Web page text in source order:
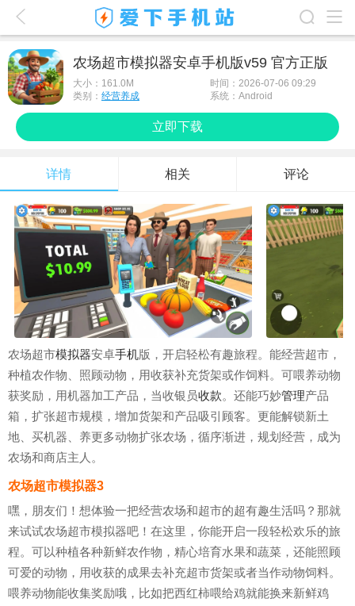
应用排行榜
最新游戏
最新应用
手机使用
游戏攻略
农场超市模拟器安卓手机版v59 官方正版
大小： 161.0M
时间：2026-07-06 09:29
类别： 经营养成 系统：Android
立即下载
详情 相关 评论
农场超市模拟器安卓手机版，开启轻松有趣旅程。能经营超市，
种植农作物、照顾动物，用收获补充货架或作饲料。可喂养动物
获奖励，用机器加工产品，当收银员收款。还能巧妙管理产品
箱，扩张超市规模，增加货架和产品吸引顾客。更能解锁新土
地、买机器、养更多动物扩张农场，循序渐进，规划经营，成为
农场和商店主人。
农场超市模拟器3
嘿，朋友们！想体验一把经营农场和超市的超有趣生活吗？那就
来试试农场超市模拟器吧！在这里，你能开启一段轻松欢乐的旅
程。可以种植各种新鲜农作物，精心培育水果和蔬菜，还能照顾
可爱的动物，用收获的成果去补充超市货架或者当作动物饲料。
喂养动物能收集奖励哦，比如把西红柿喂给鸡就能换来新鲜鸡